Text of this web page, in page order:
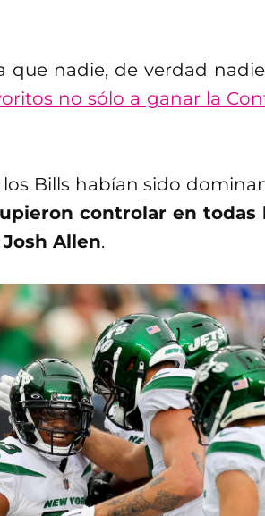
que nadie, de verdad
no sólo a ganar la
Bills habían sido
controlar en todas
Allen.